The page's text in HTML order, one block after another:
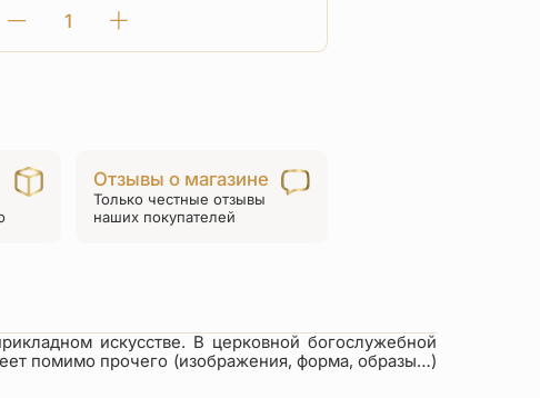
Количество
товара
КРЭОтзывы о магазине
Только честные отзывы
наших покупателей
искусстве. В церковной богослужебной
помимо прочего (изображения, форма, образы…)